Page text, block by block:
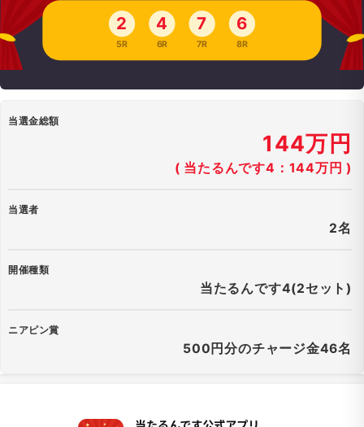
2
5R
4
6R
7
7R
6
8R
当選金総額
144万円
( 当たるんです4：144万円 )
当選者
2名
開催種類
当たるんです4(2セット)
ニアピン賞
500円分のチャージ金46名